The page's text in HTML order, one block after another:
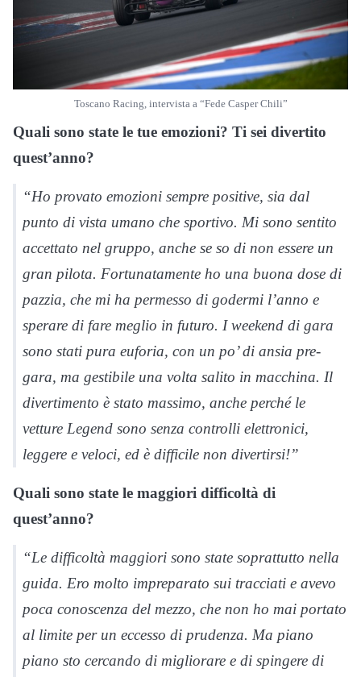
Toscano Racing, intervista a “Fede Casper Chili”
Quali sono state le tue emozioni? Ti sei divertito
quest’anno?
“Ho provato emozioni sempre positive, sia dal
punto di vista umano che sportivo. Mi sono sentito
accettato nel gruppo, anche se so di non essere un
gran pilota. Fortunatamente ho una buona dose di
pazzia, che mi ha permesso di godermi l’anno e
sperare di fare meglio in futuro. I weekend di gara
sono stati pura euforia, con un po’ di ansia pre-
gara, ma gestibile una volta salito in macchina. Il
divertimento è stato massimo, anche perché le
vetture Legend sono senza controlli elettronici,
leggere e veloci, ed è difficile non divertirsi!”
Quali sono state le maggiori difficoltà di
quest’anno?
“Le difficoltà maggiori sono state soprattutto nella
guida. Ero molto impreparato sui tracciati e avevo
poca conoscenza del mezzo, che non ho mai portato
al limite per un eccesso di prudenza. Ma piano
piano sto cercando di migliorare e di spingere di